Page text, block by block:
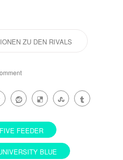
ZU DEN RIVALS
FEEDER
BLUE